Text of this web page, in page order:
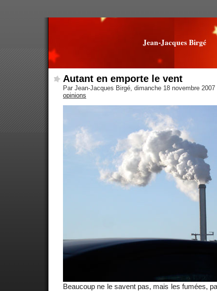
Jean-Jacques Birgé
Autant en emporte le vent
Par Jean-Jacques Birgé, dimanche 18 novembre
opinions
Beaucoup ne le savent pas, mais les fumées,